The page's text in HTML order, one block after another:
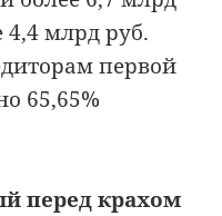
4,4 млрд руб.
первой
65,65%
перед крахом